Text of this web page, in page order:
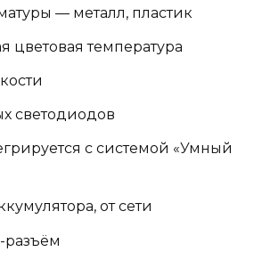
— металл, пластик
цветовая температура
светодиодов
с системой «Умный
от сети
разъём